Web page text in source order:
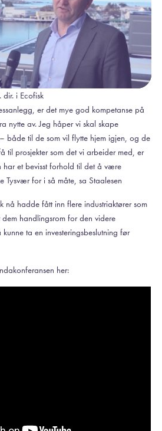
dir. i Ecofisk
er det mye god kompetanse på
nytte av. Jeg håper vi skal skape
både til de som vil flytte hjem igjen, og de
til prosjekter som det vi arbeider med, er
har et bevisst forhold til det å være
Tysvær for i så måte, sa Staalesen
nå hadde fått inn flere industriaktører som
handlingsrom for den videre
ta en investeringsbeslutning før
her: